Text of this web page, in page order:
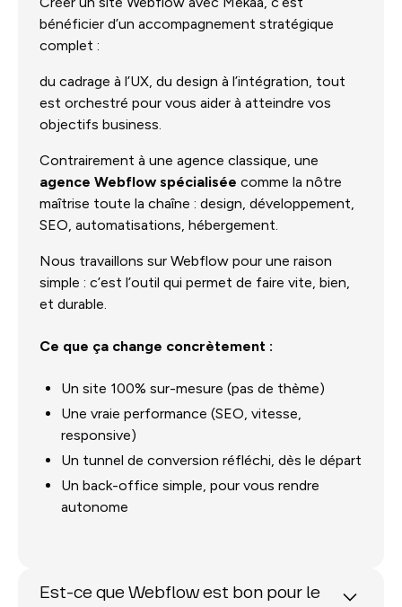
bénéficier d’un accompagnement stratégique
complet :
du cadrage à l’UX, du design à l’intégration, tout
est orchestré pour vous aider à atteindre vos
objectifs business.
Contrairement à une agence classique, une
agence Webflow spécialisée comme la nôtre
maîtrise toute la chaîne : design, développement,
SEO, automatisations, hébergement.
Nous travaillons sur Webflow pour une raison
simple : c’est l’outil qui permet de faire vite, bien,
et durable.
Ce que ça change concrètement :
Un site 100% sur-mesure (pas de thème)
Une vraie performance (SEO, vitesse,
responsive)
Un tunnel de conversion réfléchi, dès le départ
Un back-office simple, pour vous rendre
autonome
Est-ce que Webflow est bon pour le